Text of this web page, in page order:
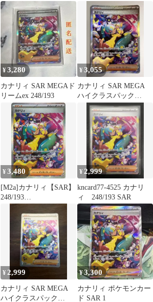
MEGAドリームex キラ
24…
¥3,280
カナリィ SAR MEGAド
リームex 248/193
¥3,055
カナリィ SAR MEGA
ハイクラスパック
MEGAドリームex キラ
¥3,480
[M2a]カナリィ【SAR】
248/193
ITVX4YSV5YBG
¥ 2,999
kncard77-4525 カナリ
ィ 248/193 SAR
¥ 2,999
カナリィ SAR MEGA
ハイクラスパック
¥3,300
カナリィ ポケモンカー
ド SAR 1